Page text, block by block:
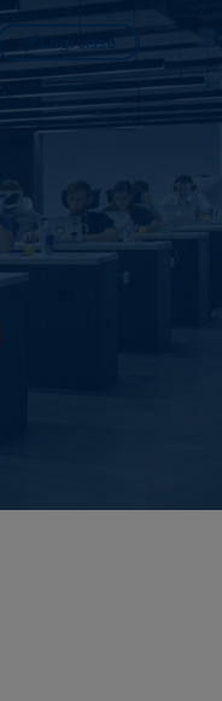
Logi sisse